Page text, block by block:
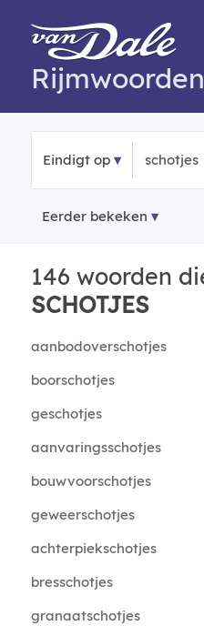
Eindigt op
Eerder bekeken
146 woorden
SCHOTJES
aanbodoverschotjes
boorschotjes
geschotjes
aanvaringsschotjes
bouwvoorschotjes
geweerschotjes
achterpiekschotjes
bresschotjes
granaatschotjes